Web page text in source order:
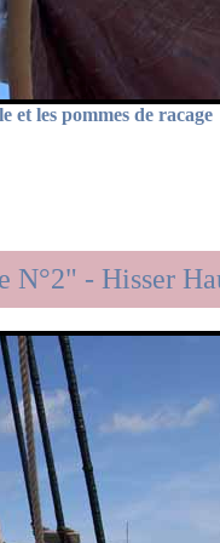
les pommes de racage
N°2" - Hisser